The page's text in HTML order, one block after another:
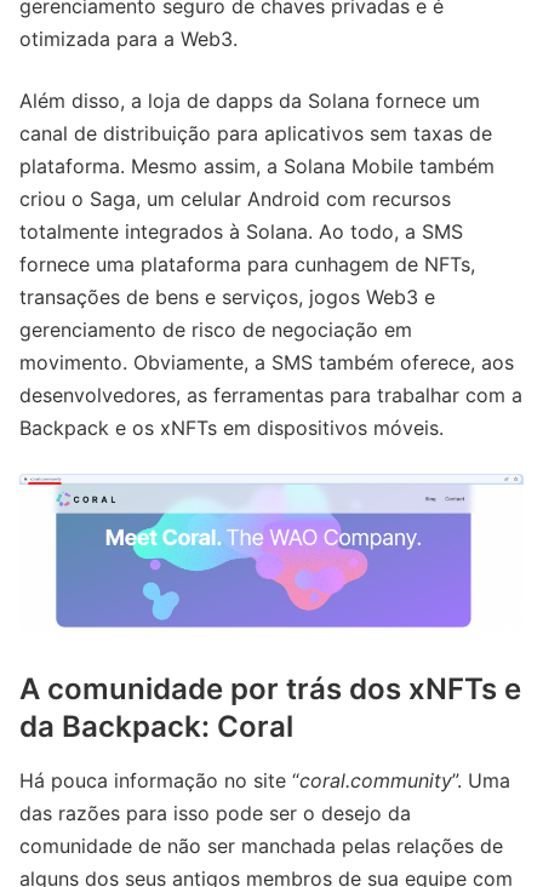
gerenciamento seguro de chaves privadas e é
otimizada para a Web3.
Além disso, a loja de dapps da Solana fornece um
canal de distribuição para aplicativos sem taxas de
plataforma. Mesmo assim, a Solana Mobile também
criou o Saga, um celular Android com recursos
totalmente integrados à Solana. Ao todo, a SMS
fornece uma plataforma para cunhagem de NFTs,
transações de bens e serviços, jogos Web3 e
gerenciamento de risco de negociação em
movimento. Obviamente, a SMS também oferece, aos
desenvolvedores, as ferramentas para trabalhar com a
Backpack e os xNFTs em dispositivos móveis.
A comunidade por trás dos xNFTs e
da Backpack: Coral
Há pouca informação no site “coral.community”. Uma
das razões para isso pode ser o desejo da
comunidade de não ser manchada pelas relações de
alguns dos seus antigos membros de sua equipe com